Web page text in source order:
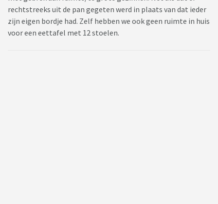
rechtstreeks uit de pan gegeten werd in plaats van dat ieder
zijn eigen bordje had. Zelf hebben we ook geen ruimte in huis
voor een eettafel met 12 stoelen.